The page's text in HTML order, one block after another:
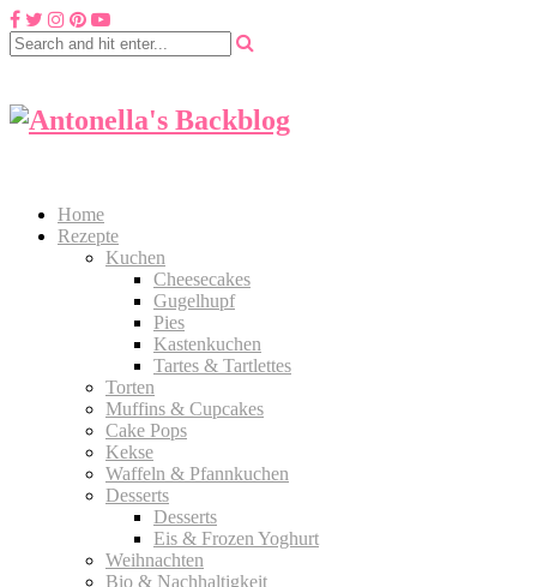
Home
Rezepte
Kuchen
Cheesecakes
Gugelhupf
Pies
Kastenkuchen
Tartes & Tartlettes
Torten
Muffins & Cupcakes
Cake Pops
Kekse
Waffeln & Pfannkuchen
Desserts
Desserts
Eis & Frozen Yoghurt
Weihnachten
Bio & Nachhaltigkeit